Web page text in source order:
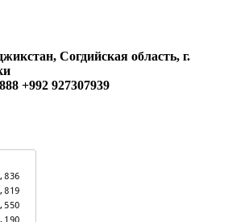
Согдийская область, г.
+992 927307939